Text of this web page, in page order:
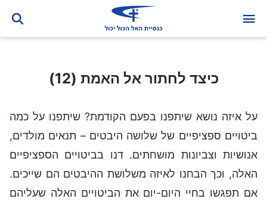
כיצד לחתור אל האמת (12)
על איזה נושא שיתפנו בפעם הקודמת? שיתפנו על כמה
ביטויים ספציפיים של שלושה היבטים – תנאים מולדים,
אנושיות וצביונות מושחתים. דנו בביטויים הספציפיים
האלה, וכך הבחנו לאיזה משלושת ההיבטים הם שייכים.
אם תפגשו בחיי היום-יום את הביטויים האלה שעליהם